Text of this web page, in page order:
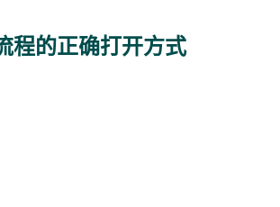
程的正确打开方式